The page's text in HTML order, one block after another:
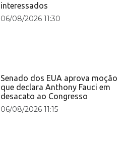
interessados
06/08/2026 11:30
Senado dos EUA aprova moção
que declara Anthony Fauci em
desacato ao Congresso
06/08/2026 11:15